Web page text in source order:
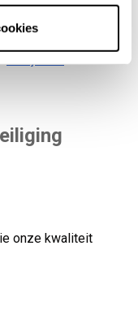
onze kwaliteit